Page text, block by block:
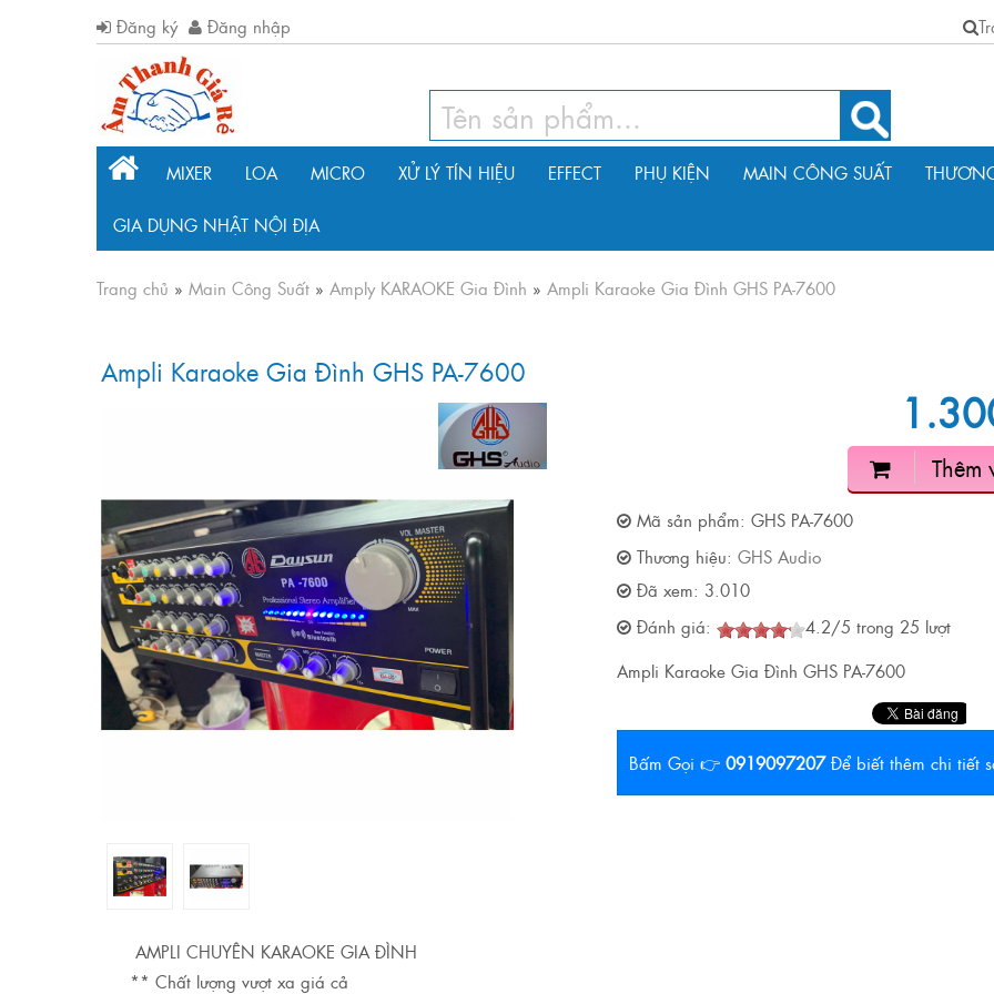
Đăng ký Đăng nhập
MIXER LOA MICRO XỬ LÝ TÍN HIỆU EFFECT PHỤ KIỆN MAIN CÔNG SUẤT
GIA DỤNG NHẬT NỘI ĐỊA
Trang chủ » Main Công Suất » Amply KARAOKE Gia Đình » Ampli Karaoke Gia Đình GHS PA-7600
Ampli Karaoke Gia Đình GHS PA-7600
Mã sản phẩm: GHS PA-7600
Thương hiệu: GHS Audio
Đã xem: 3.010
Đánh giá:
4.2/5 trong 25 lượt
Ampli Karaoke Gia Đình GHS PA-7600
Bấm Gọi 👉 0919097207 Để biết thêm chi tiết
AMPLI CHUYÊN KARAOKE GIA ĐÌNH
** Chất lượng vượt xa giá cả